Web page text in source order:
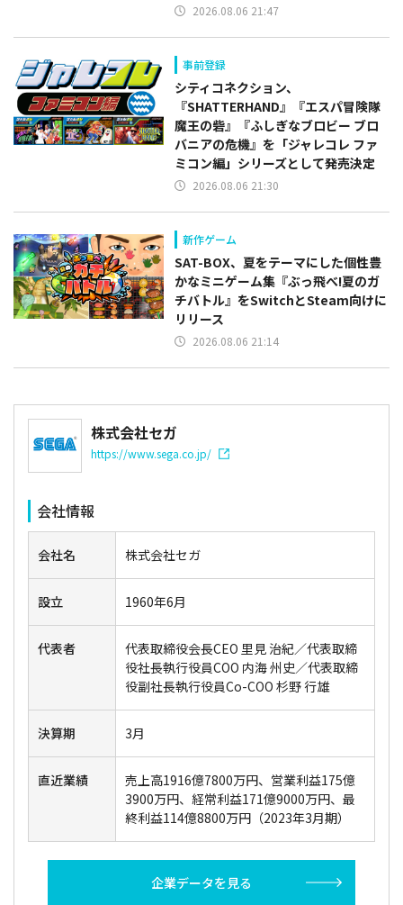
2026.08.06 21:47
事前登録
シティコネクション、
『SHATTERHAND』『エスパ冒険隊
魔王の砦』『ふしぎなブロビー ブロ
バニアの危機』を「ジャレコレ ファ
ミコン編」シリーズとして発売決定
2026.08.06 21:30
新作ゲーム
SAT-BOX、夏をテーマにした個性豊
かなミニゲーム集『ぶっ飛べ!夏のガ
チバトル』をSwitchとSteam向けに
リリース
2026.08.06 21:14
株式会社セガ
https://www.sega.co.jp/
会社情報
会社名 株式会社セガ
設立 1960年6月
代表者
代表取締役会長CEO 里見 治紀／代表取締
役社長執行役員COO 内海 州史／代表取締
役副社長執行役員Co-COO 杉野 行雄
決算期 3月
直近業績
売上高1916億7800万円、営業利益175億
3900万円、経常利益171億9000万円、最
終利益114億8800万円（2023年3月期）
企業データを見る